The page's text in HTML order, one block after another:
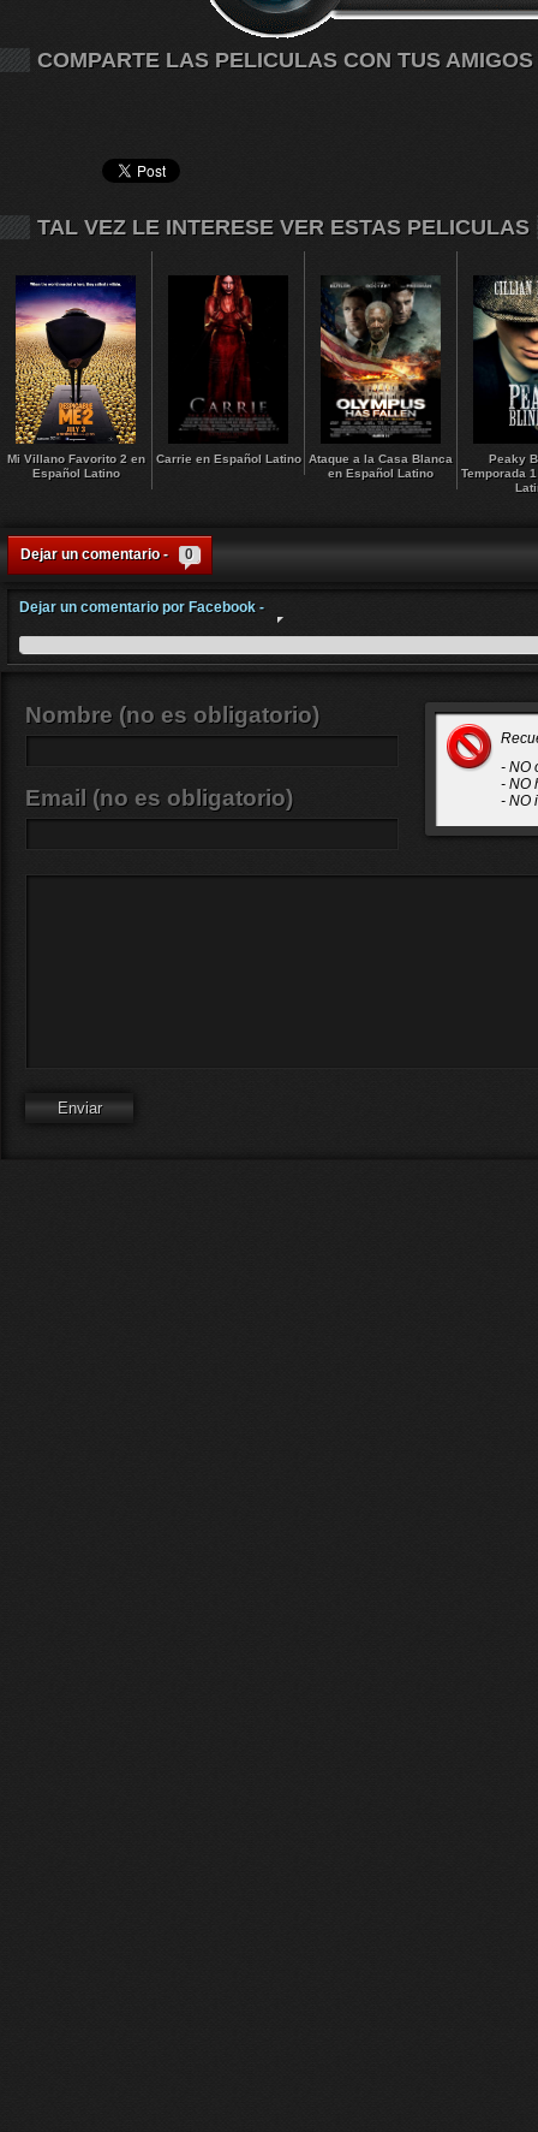
COMPARTE LAS PELICULAS CON TUS AMIGOS
TAL VEZ LE INTERESE VER ESTAS PELICULAS
Mi Villano Favorito 2 en
Español Latino
Carrie en Español Latino Ataque a la Casa Blanca
en Español Latino
Peaky
Temporada
Dejar un comentario - 0
Dejar un comentario por Facebook -
- NO
- NO
- NO
Nombre (no es obligatorio)
Email (no es obligatorio)